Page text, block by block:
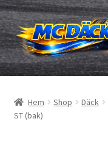
Hoppa
till
navigering
Hoppa
till
innehåll
Däck
Slangar & fälgband
Hem Shop Däck
ST (bak)